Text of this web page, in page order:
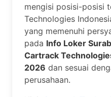
mengisi posisi-posisi
Technologies
yang memenuhi
pada Info Loker
Cartrack
2026 dan sesuai
perusahaan.